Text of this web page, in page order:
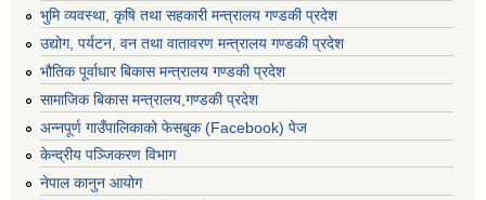
भुमि व्यवस्था, कृषि तथा सहकारी मन्त्रालय गण्डकी प्रदेश
उद्योग, पर्यटन, वन तथा वातावरण मन्त्रालय गण्डकी प्रदेश
भौतिक पूर्वाधार बिकास मन्त्रालय गण्डकी प्रदेश
सामाजिक बिकास मन्त्रालय,गण्डकी प्रदेश
अन्नपूर्ण गाउँपालिकाको फेसबुक (Facebook) पेज
केन्द्रीय पञ्जिकरण विभाग
नेपाल कानुन आयोग